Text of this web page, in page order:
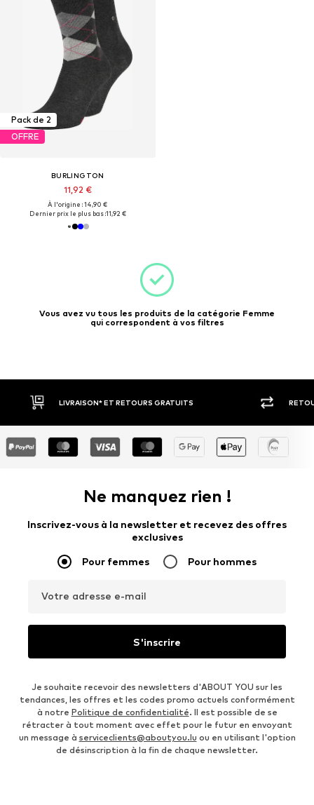
Pack de 2
OFFRE
BURLINGTON
11,92 €
À l'origine : 14,90 €
Dernier prix le plus bas :11,92 €
Vous avez vu tous les produits de la catégorie Femme
qui correspondent à vos filtres
LIVRAISON* ET RETOURS GRATUITS RETOUR SOUS 30
Ne manquez rien !
Inscrivez-vous à la newsletter et recevez des offres
exclusives
Pour femmes Pour hommes
Votre adresse e-mail
S'inscrire
Je souhaite recevoir des newsletters d'ABOUT YOU sur les
tendances, les offres et les codes promo actuels conformément
à notre Politique de confidentialité. Il est possible de se
rétracter à tout moment avec effet pour le futur en envoyant
un message à serviceclients@aboutyou.lu ou en utilisant l'option
de désinscription à la fin de chaque newsletter.